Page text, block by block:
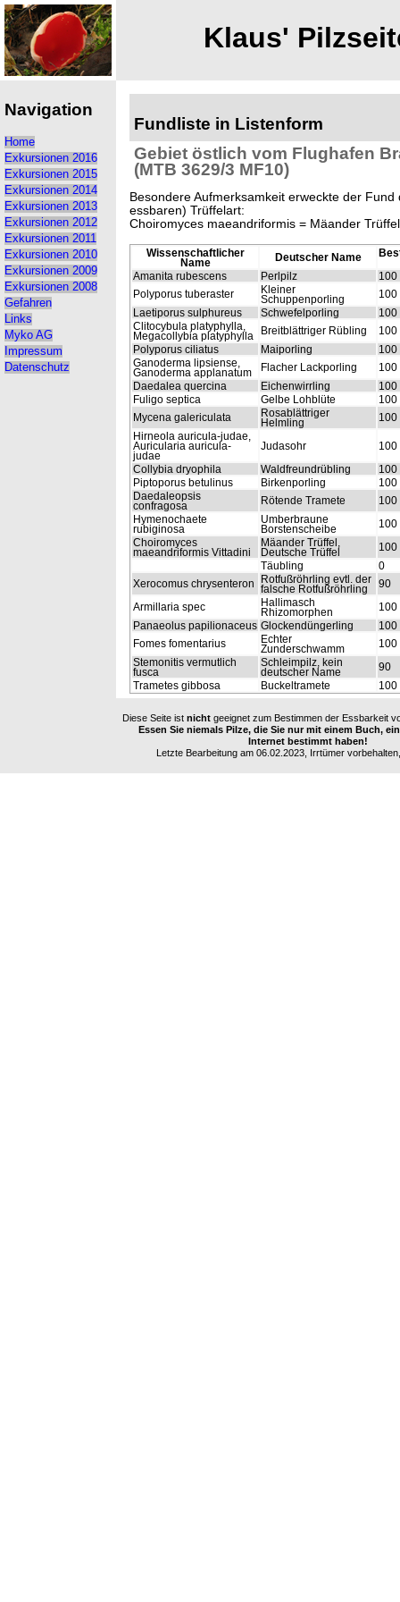
Klaus'
Navigation
Home
Exkursionen 2016
Exkursionen 2015
Exkursionen 2014
Exkursionen 2013
Exkursionen 2012
Exkursionen 2011
Exkursionen 2010
Exkursionen 2009
Exkursionen 2008
Gefahren
Links
Myko AG
Impressum
Datenschutz
Fundliste in Listenform
Gebiet östlich vom Flughafen
(MTB 3629/3 MF10)
Besondere Aufmerksamkeit erweckte der
essbaren) Trüffelart:
Choiromyces maeandriformis = Mäander
Wissenschaftlicher
Name
Deutscher Name
Amanita rubescens
Perlpilz
100
Polyporus tuberaster
Kleiner
Schuppenporling
100
Laetiporus sulphureus
Schwefelporling
100
Clitocybula platyphylla,
Megacollybia platyphylla
Breitblättriger Rübling
100
Polyporus ciliatus
Maiporling
100
Ganoderma lipsiense,
Ganoderma applanatum
Flacher Lackporling
100
Daedalea quercina
Eichenwirrling
100
Fuligo septica
Gelbe Lohblüte
100
Mycena galericulata
Rosablättriger
Helmling
100
Hirneola auricula-judae,
Auricularia auricula-
judae
Judasohr
100
Collybia dryophila
Waldfreundrübling
100
Piptoporus betulinus
Birkenporling
100
Daedaleopsis
confragosa
Rötende Tramete
100
Hymenochaete
rubiginosa
Umberbraune
Borstenscheibe
100
Choiromyces
maeandriformis Vittadini
Mäander Trüffel,
Deutsche Trüffel
100
Täubling
0
Xerocomus chrysenteron
Rotfußröhrling evtl. der
falsche Rotfußröhrling
90
Armillaria spec
Hallimasch
Rhizomorphen
100
Panaeolus papilionaceus Glockendüngerling
100
Fomes fomentarius
Echter
Zunderschwamm
100
Stemonitis vermutlich
fusca
Schleimpilz, kein
deutscher Name
90
Trametes gibbosa
Buckeltramete 100
Diese Seite ist nichtgeeignet zum Bestimmen der Essbarkeit
Essen Sie niemals Pilze, die Sie nur mit einem Buch,
Internet bestimmt haben!
Letzte Bearbeitung am 06.02.2023, Irrtümer